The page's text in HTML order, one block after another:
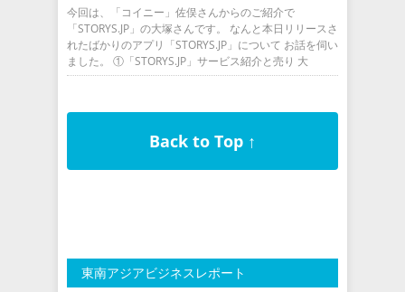
今回は、「コイニー」佐俣さんからのご紹介で
「STORYS.JP」の大塚さんです。 なんと本日リリースさ
れたばかりのアプリ「STORYS.JP」について お話を伺い
ました。 ①「STORYS.JP」サービス紹介と売り 大
Back to Top ↑
東南アジアビジネスレポート